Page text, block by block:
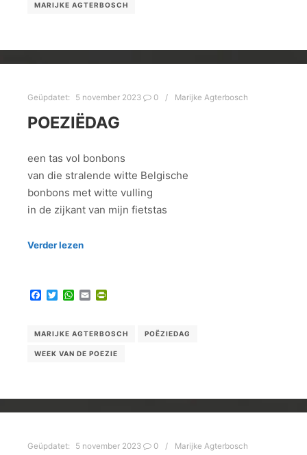
MARIJKE AGTERBOSCH
Geüpdatet: 5 november 2023 0 Marijke Agterbosch
POEZIËDAG
een tas vol bonbons
van die stralende witte Belgische
bonbons met witte vulling
in de zijkant van mijn fietstas
Verder lezen
Facebook
TwitterWhatsApp
Email
MARIJKE AGTERBOSCH POËZIEDAG
WEEK VAN DE POEZIE
Geüpdatet: 5 november 2023 0 Marijke Agterbosch